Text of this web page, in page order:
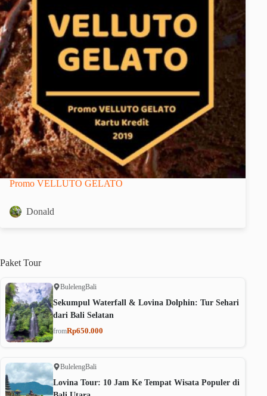
Promo VELLUTO GELATO
Donald
Paket Tour
BulelengBali
Sekumpul Waterfall & Lovina Dolphin: Tur Sehari
dari Bali Selatan
fromRp650.000
BulelengBali
Lovina Tour: 10 Jam Ke Tempat Wisata Populer di